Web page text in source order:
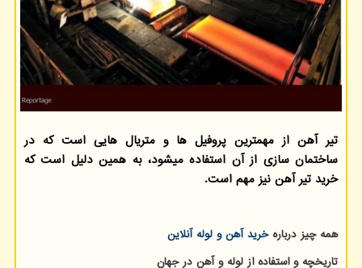
تیر آهن از مهمترین پروفیل ها و متریال هایی است که در
ساختمان سازی از آن استفاده میشود، به همین دلیل است که
خرید تیر آهن نیز مهم است.
همه چیز دربارهخرید آهن و لوله آنلاین
تاریخچه و استفاده از لوله و آهن در جهان